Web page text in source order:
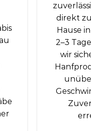
direkt
Hause
2–3
wir